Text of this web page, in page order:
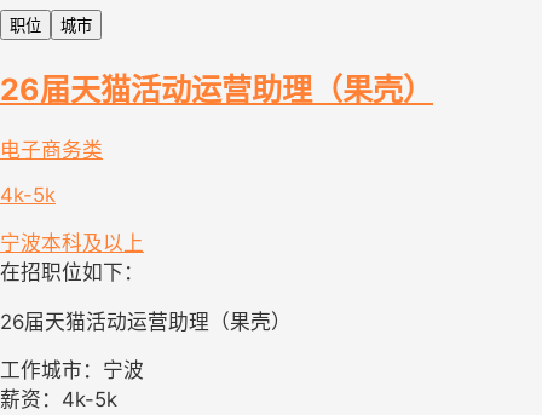
职位 城市
26届天猫活动运营助理（果壳）
电子商务类
4k-5k
宁波本科及以上
在招职位如下：
26届天猫活动运营助理（果壳）
工作城市：宁波
薪资：4k-5k